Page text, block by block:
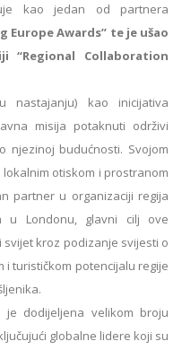
kao jedan od partnera
Europe Awards” te je ušao
Collaboration
nastajanju) kao inicijativa
misija potaknuti održivi
njezinoj budućnosti. Svojom
otiskom i prostranom
partner u organizaciji regija
u Londonu, glavni cilj ove
kroz podizanje svijesti o
i turističkom potencijalu regije
je dodijeljena velikom broju
globalne lidere koji su